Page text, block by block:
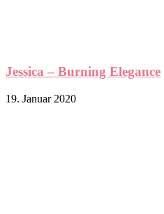
Jessica – Burning Elegance
19. Januar 2020